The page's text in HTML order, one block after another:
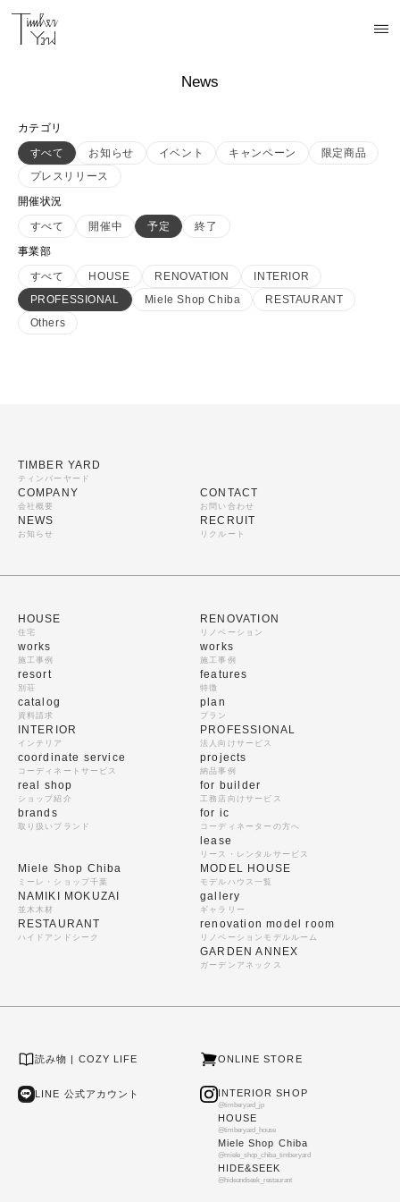
News
カテゴリ
すべて
お知らせ イベント キャンペーン
限定商品
プレスリリース
開催状況
すべて
開催中 予定
終了
事業部
すべて
HOUSE RENOVATION
INTERIOR
PROFESSIONAL
Miele Shop Chiba
RESTAURANT
Others
TIMBER YARD
ティンバーヤード
COMPANY
会社概要
NEWS
お知らせ
CONTACT
お問い合わせ
RECRUIT
リクルート
HOUSE
住宅
works
施工事例
resort
別荘
catalog
資料請求
RENOVATION
リノベーション
works
施工事例
features
特徴
plan
プラン
INTERIOR
インテリア
coordinate service
コーディネートサービス
real shop
ショップ紹介
brands
取り扱いブランド
PROFESSIONAL
法人向けサービス
projects
納品事例
for builder
工務店向けサービス
for ic
コーディネーターの方へ
lease
リース・レンタルサービス
Miele Shop Chiba
ミーレ・ショップ千葉
NAMIKI MOKUZAI
並木木材
RESTAURANT
ハイドアンドシーク
MODEL HOUSE
モデルハウス一覧
gallery
ギャラリー
renovation model room
リノベーションモデルルーム
GARDEN ANNEX
ガーデンアネックス
読み物 | COZY LIFE ONLINE STORE
LINE 公式アカウント INTERIOR SHOP
@timberyard_jp
HOUSE
@timberyard_house
Miele Shop Chiba
@miele_shop_chiba_timberyard
HIDE&SEEK
@hideandseek_restaurant